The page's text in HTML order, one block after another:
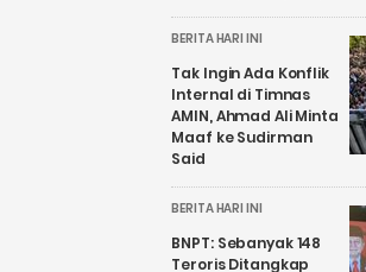
BERITA HARI INI
Tak Ingin Ada Konflik
Internal di Timnas
AMIN, Ahmad Ali Minta
Maaf ke Sudirman
Said
BERITA HARI INI
BNPT: Sebanyak 148
Teroris Ditangkap